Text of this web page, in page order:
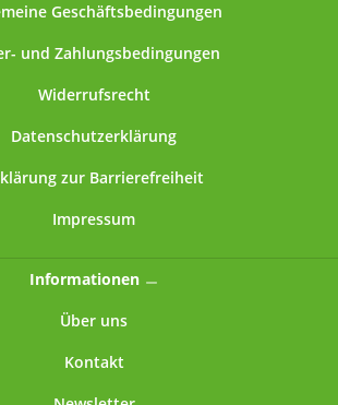
Geschäftsbedingungen
und Zahlungsbedingungen
Widerrufsrecht
Datenschutzerklärung
zur Barrierefreiheit
Impressum
Informationen
Über uns
Kontakt